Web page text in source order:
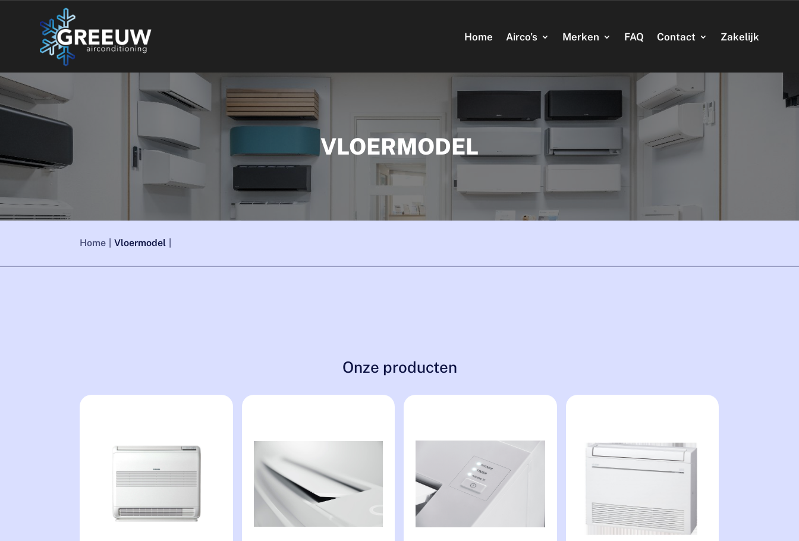
Home Airco’s Merken FAQ Contact Zakelijk
VLOERMODEL
Home Vloermodel
Onze producten